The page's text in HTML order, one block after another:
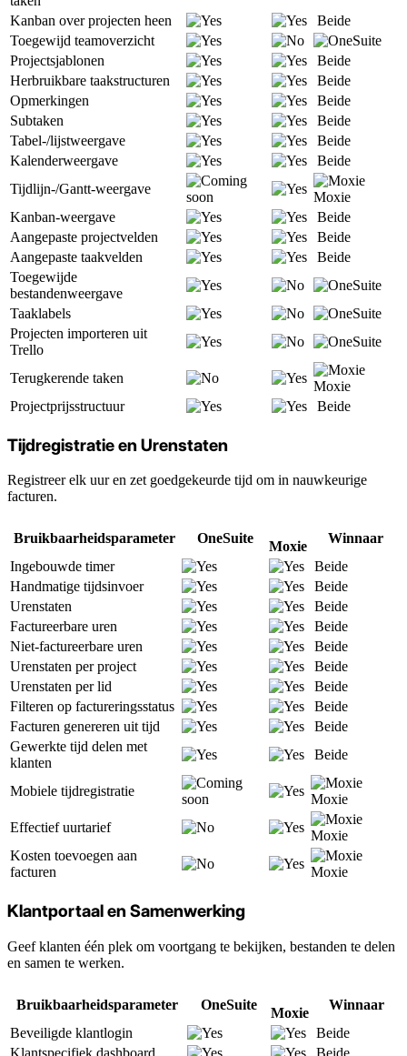
Kanban over projecten heen
Beide
Toegewijd teamoverzicht
Projectsjablonen
Beide
Herbruikbare taakstructuren
Beide
Opmerkingen
Beide
Subtaken
Beide
Tabel-/lijstweergave
Beide
Kalenderweergave
Beide
Tijdlijn-/Gantt-weergave
Moxie
Kanban-weergave
Beide
Aangepaste projectvelden
Beide
Aangepaste taakvelden
Beide
Toegewijde
bestandenweergave
Taaklabels
Projecten importeren uit
Trello
Terugkerende taken
Moxie
Projectprijsstructuur
Beide
Tijdregistratie en Urenstaten
Registreer elk uur en zet goedgekeurde tijd om in nauwkeurige
facturen.
Bruikbaarheidsparameter OneSuite
Moxie
Winnaar
Ingebouwde timer
Beide
Handmatige tijdsinvoer
Beide
Urenstaten
Beide
Factureerbare uren
Beide
Niet-factureerbare uren
Beide
Urenstaten per project
Beide
Urenstaten per lid
Beide
Filteren op factureringsstatus
Beide
Facturen genereren uit tijd
Beide
Gewerkte tijd delen met
klanten
Beide
Mobiele tijdregistratie
Moxie
Effectief uurtarief
Moxie
Kosten toevoegen aan
facturen
Moxie
Klantportaal en Samenwerking
Geef klanten één plek om voortgang te bekijken, bestanden te delen
en samen te werken.
Bruikbaarheidsparameter OneSuite
Moxie
Winnaar
Beveiligde klantlogin
Beide
Klantspecifiek dashboard
Beide